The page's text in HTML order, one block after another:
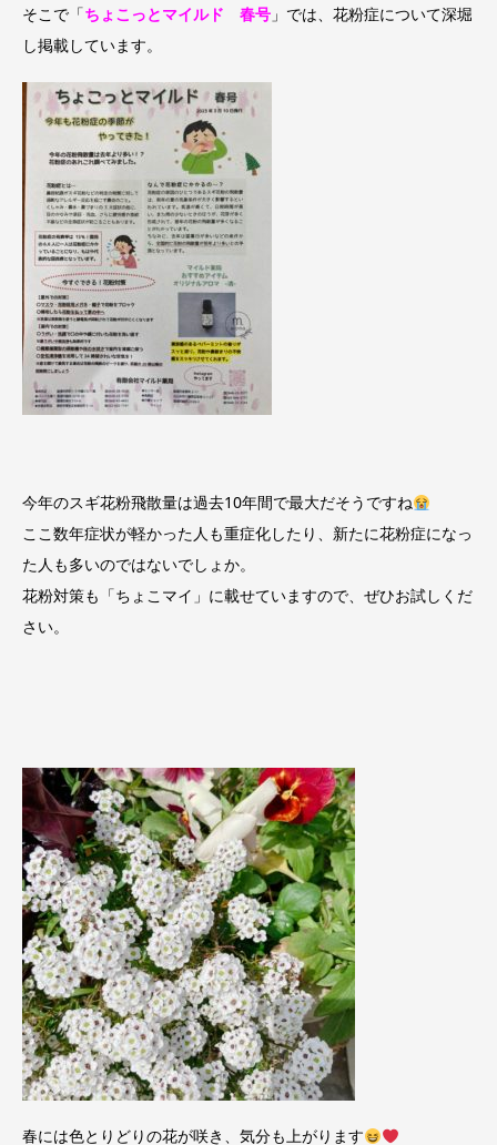
そこで「ちょこっとマイルド 春号 」では、花粉症について深堀
し掲載しています。
今年のスギ花粉飛散量は過去10年間で最大だそうですね
ここ数年症状が軽かった人も重症化したり、新たに花粉症になっ
た人も多いのではないでしょか。
花粉対策も「ちょこマイ」に載せていますので、ぜひお試しくだ
さい。
春には色とりどりの花が咲き、気分も上がります